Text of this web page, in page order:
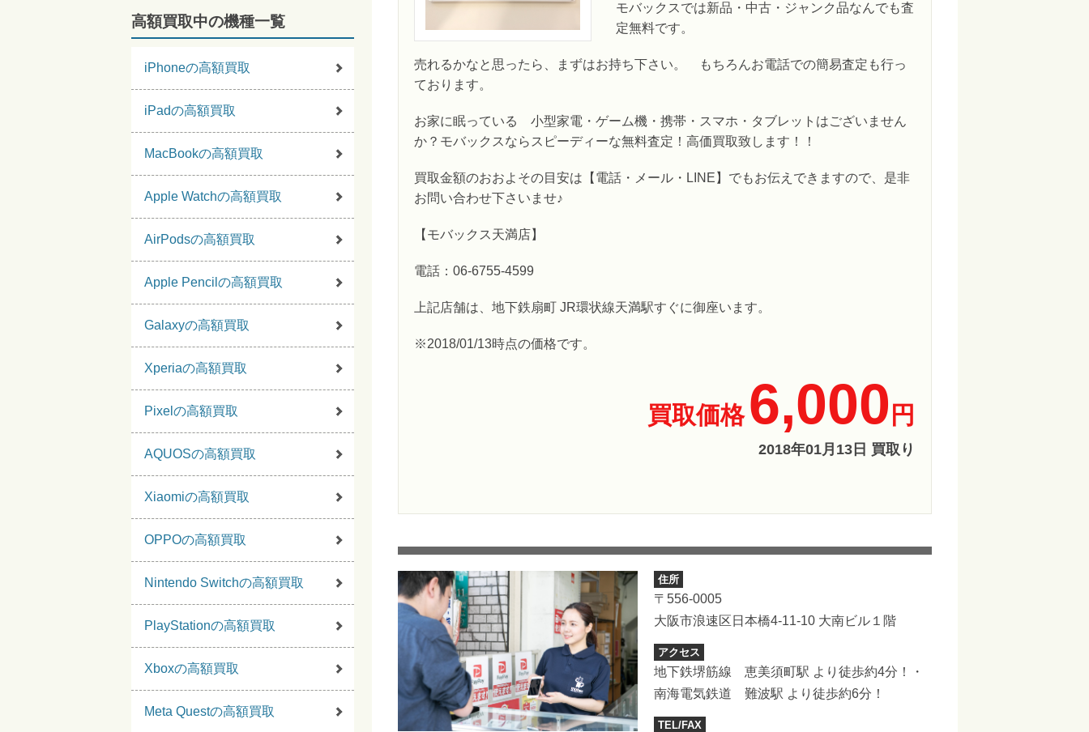
モバックスでは新品・中古・ジャンク品なんでも査
定無料です。
売れるかなと思ったら、まずはお持ち下さい。 もちろんお電話での簡易査定も行っ
ております。
お家に眠っている 小型家電・ゲーム機・携帯・スマホ・タブレットはございません
か？モバックスならスピーディーな無料査定！高価買取致します！！
買取金額のおおよその目安は【電話・メール・LINE】でもお伝えできますので、是非
お問い合わせ下さいませ♪
【モバックス天満店】
電話：06-6755-4599
上記店舗は、地下鉄扇町 JR環状線天満駅すぐに御座います。
※2018/01/13時点の価格です。
買取価格 6,000 円
2018年01月13日 買取り
住所
〒556-0005
大阪市浪速区日本橋4-11-10 大南ビル１階
アクセス
地下鉄堺筋線 恵美須町駅 より徒歩約4分！・
南海電気鉄道 難波駅 より徒歩約6分！
TEL/FAX
高額買取中の機種一覧
iPhoneの高額買取
iPadの高額買取
MacBookの高額買取
Apple Watchの高額買取
AirPodsの高額買取
Apple Pencilの高額買取
Galaxyの高額買取
Xperiaの高額買取
Pixelの高額買取
AQUOSの高額買取
Xiaomiの高額買取
OPPOの高額買取
Nintendo Switchの高額買取
PlayStationの高額買取
Xboxの高額買取
Meta Questの高額買取